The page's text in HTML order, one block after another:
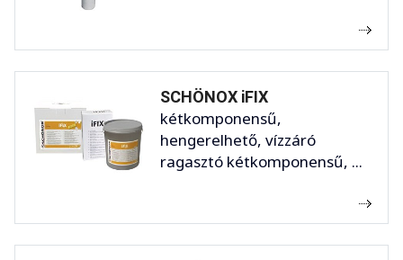
SCHÖNOX iFIX
kétkomponensű,
hengerelhető, vízzáró
ragasztó kétkomponensű, ...